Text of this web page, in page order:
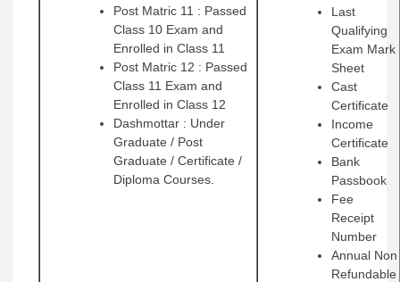
Post Matric 11 : Passed
Class 10 Exam and
Enrolled in Class 11
Post Matric 12 : Passed
Class 11 Exam and
Enrolled in Class 12
Dashmottar : Under
Graduate / Post
Graduate / Certificate /
Diploma Courses.
Last
Qualifying
Exam Mark
Sheet
Cast
Certificate
Income
Certificate
Bank
Passbook
Fee
Receipt
Number
Annual Non
Refundable